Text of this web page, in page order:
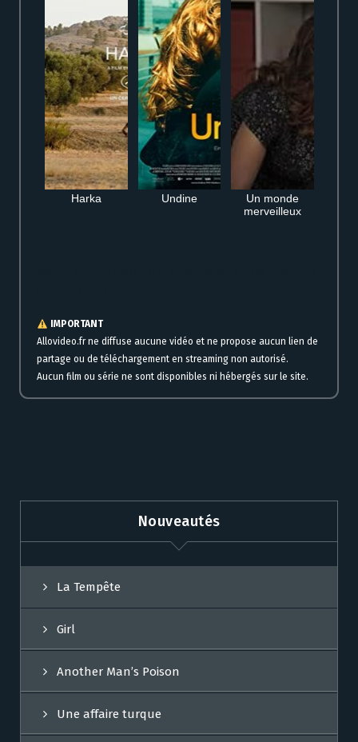
Harka Undine
Un monde
merveilleux
IMPORTANT
Allovideo.fr ne diffuse aucune vidéo et ne propose aucun lien de
partage ou de téléchargement en streaming non autorisé.
Aucun film ou série ne sont disponibles ni hébergés sur le site.
Nouveautés
La Tempête
Girl
Another Man’s Poison
Une affaire turque